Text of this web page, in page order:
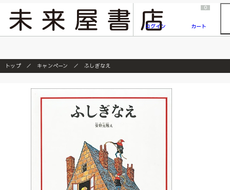
『ONE PIECE magazine 021 ONE PIECEカード付き同梱版』発売延期のご案内
ログイン
0
カート
トップ キャンペーン ふしぎなえ